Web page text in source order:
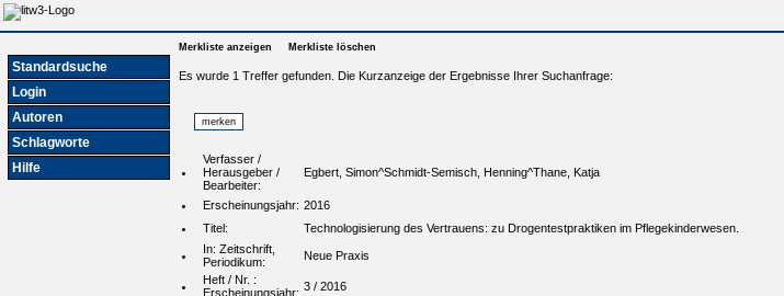
Standardsuche
Login
Autoren
Schlagworte
Hilfe
Merkliste anzeigen Merkliste löschen
Es wurde 1 Treffer gefunden. Die Kurzanzeige der Ergebnisse Ihrer Suchanfrage:
Verfasser /
Herausgeber /
Bearbeiter:
Egbert, Simon^Schmidt-Semisch, Henning^Thane, Katja
Erscheinungsjahr: 2016
Titel:
Technologisierung des Vertrauens: zu Drogentestpraktiken im Pflegekinderwesen.
In: Zeitschrift,
Periodikum:
Neue Praxis
Heft / Nr. :
Erscheinungsjahr: 3 / 2016